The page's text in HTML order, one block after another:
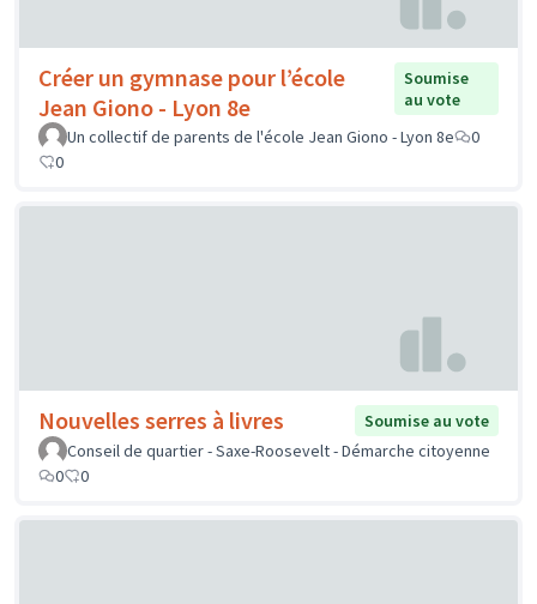
Créer un gymnase pour l’école
Jean Giono - Lyon 8e
Soumise
au vote
Un collectif de parents de l'école Jean Giono - Lyon 8e
0
0
Nouvelles serres à livres
Soumise au vote
Conseil de quartier - Saxe-Roosevelt - Démarche citoyenne
0
0